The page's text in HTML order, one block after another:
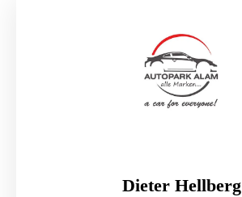
Dieter Hellberg